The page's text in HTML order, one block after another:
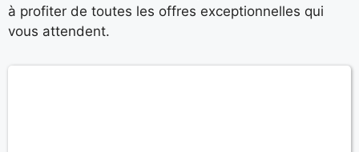
à profiter de toutes les offres exceptionnelles qui
vous attendent.